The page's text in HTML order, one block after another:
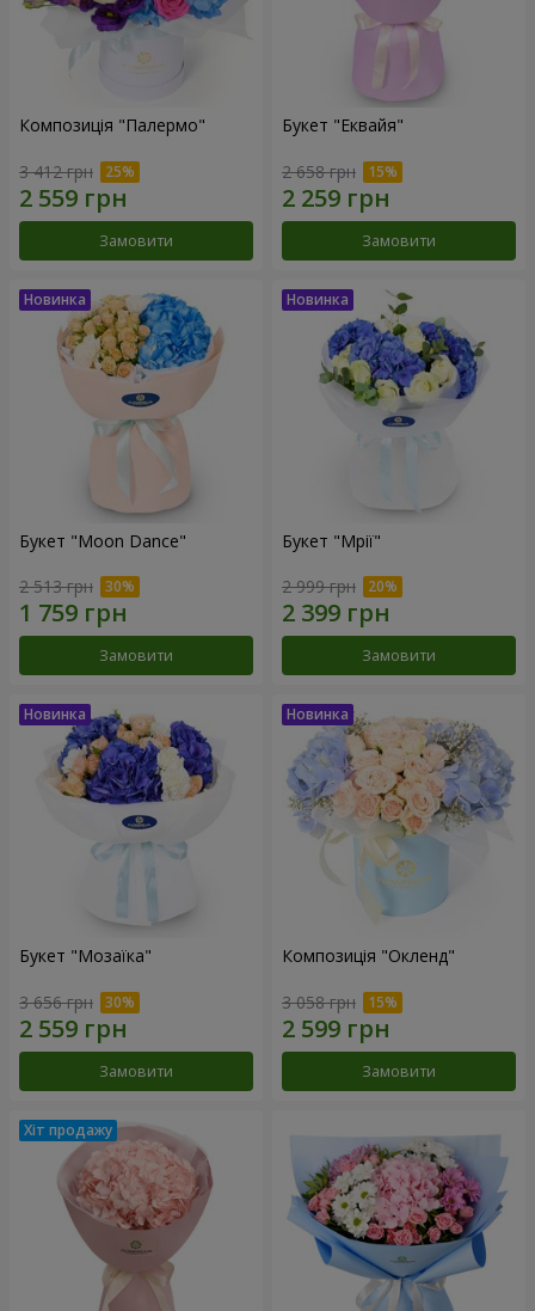
Композиція "Палермо"
3 412 грн
Замовити
Букет "Еквайя"
2 658 грн
Замовити
Букет "Moon Dance"
2 513 грн
Замовити
Букет "Мрії"
2 999 грн
Замовити
Букет "Мозаїка"
3 656 грн
Замовити
Композиція "Окленд"
3 058 грн
Замовити